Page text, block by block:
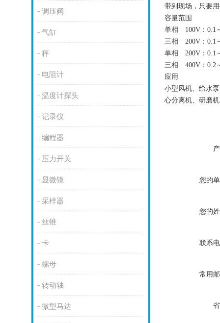
调压阀
气缸
秤
电阻计
温度计探头
记录仪
编程器
压力开关
显微镜
采样器
丝锥
卡
螺母
转动轴
微型马达
带到现场，只要
容量范围
单相 100V： 0.1
三相 200V： 0.1
单相 200V： 0.1
三相 400V： 0.2
应用
小型风机、给水
心分离机、研磨
您的
您的
联系
常用